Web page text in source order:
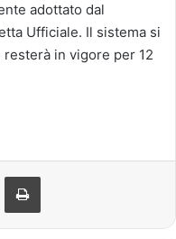
adottato dal
Ufficiale. Il sistema si
in vigore per 12